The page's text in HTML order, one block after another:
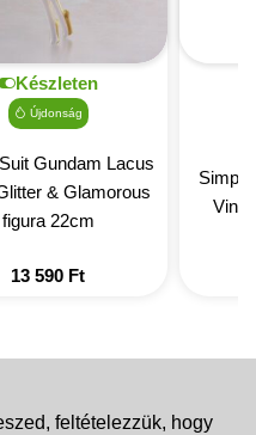
Készleten
Újdonság
Gundam Lacus
& Glamorous
figura 22cm
13 590 Ft
Vinyl
feltételezzük, hogy